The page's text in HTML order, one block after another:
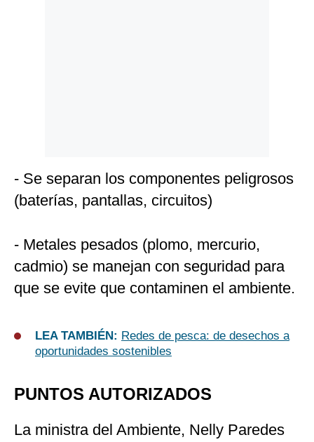
- Se separan los componentes peligrosos
(baterías, pantallas, circuitos)
- Metales pesados (plomo, mercurio,
cadmio) se manejan con seguridad para
que se evite que contaminen el ambiente.
LEA TAMBIÉN: Redes de pesca: de desechos a
oportunidades sostenibles
PUNTOS AUTORIZADOS
La ministra del Ambiente, Nelly Paredes